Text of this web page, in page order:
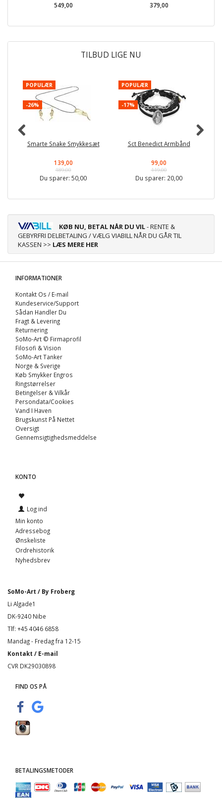
549,00
379,00
TILBUD LIGE NU
POPULÆR
-26%
Smarte Snake Smykkesæt
139,00
189,00
Du sparer: 50,00
POPULÆR
-17%
Sct Benedict Armbånd
99,00
119,00
Du sparer: 20,00
KØB NU, BETAL NÅR DU VIL- RENTE &
GEBYRFRI DELBETALING / VÆLG VIABILL NÅR DU GÅR TIL
KASSEN >> LÆS MERE HER
INFORMATIONER
Kontakt Os / E-mail
Kundeservice/Support
Sådan Handler Du
Fragt & Levering
Returnering
SoMo-Art © Firmaprofil
Filosofi & Vision
SoMo-Art Tanker
Norge & Sverige
Køb Smykker Engros
Ringstørrelser
Betingelser & Vilkår
Persondata/Cookies
Vand I Haven
Brugskunst På Nettet
Oversigt
Gennemsigtighedsmeddelse
KONTO
Log ind
Min konto
Adressebog
Ønskeliste
Ordrehistorik
Nyhedsbrev
SoMo-Art / By Froberg
Li Algade1
DK-9240 Nibe
Tlf: +45 4046 6858
Mandag - Fredag fra 12-15
Kontakt / E-mail
CVR DK29030898
FIND OS PÅ
BETALINGSMETODER